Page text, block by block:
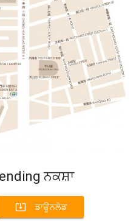
ਨਕਸ਼ਾ
system_update_alt ਡਾਊਨਲੋਡ